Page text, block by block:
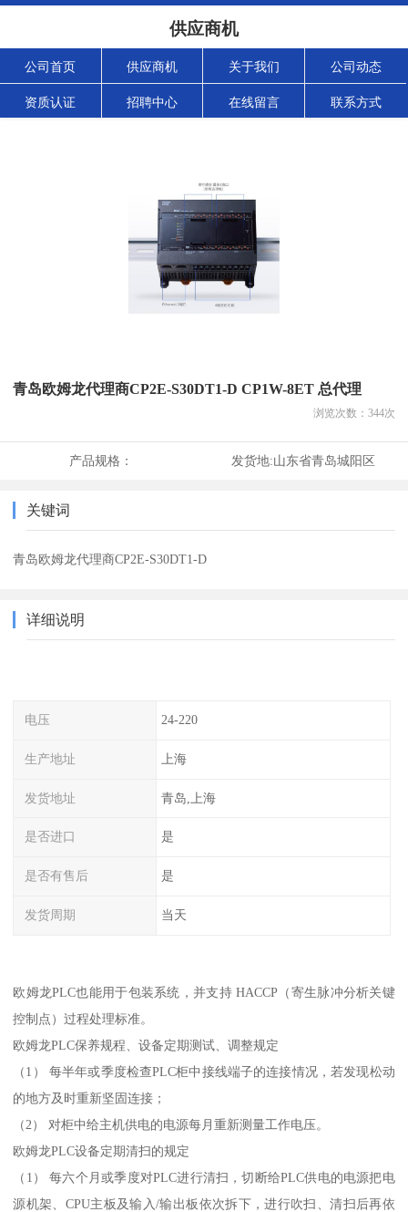
供应商机
公司首页 供应商机 关于我们 公司动态
资质认证 招聘中心 在线留言 联系方式
青岛欧姆龙代理商CP2E-S30DT1-D CP1W-8ET 总代理
浏览次数： 344次
产品规格： 发货地:山东省青岛城阳区
关键词
青岛欧姆龙代理商CP2E-S30DT1-D
详细说明
电压 24-220
生产地址 上海
发货地址 青岛,上海
是否进口 是
是否有售后 是
发货周期 当天
欧姆龙PLC也能用于包装系统，并支持 HACCP（寄生脉冲分析关键
控制点）过程处理标准。
欧姆龙PLC保养规程、设备定期测试、调整规定
（1） 每半年或季度检查PLC柜中接线端子的连接情况，若发现松动
的地方及时重新坚固连接；
（2） 对柜中给主机供电的电源每月重新测量工作电压。
欧姆龙PLC设备定期清扫的规定
（1） 每六个月或季度对PLC进行清扫，切断给PLC供电的电源把电
源机架、CPU主板及输入/输出板依次拆下，进行吹扫、清扫后再依